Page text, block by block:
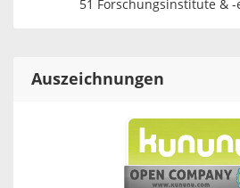
51 Forschungsinstitute &
Auszeichnungen